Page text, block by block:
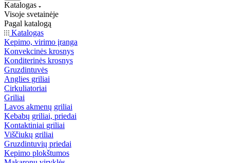
Katalogas
Visoje svetainėje
Pagal katalogą
Katalogas
Kepimo, virimo įranga
Konvekcinės krosnys
Konditerinės krosnys
Gruzdintuvės
Anglies griliai
Cirkuliatoriai
Griliai
Lavos akmenų griliai
Kebabų griliai, priedai
Kontaktiniai griliai
Viščiukų griliai
Gruzdintuvių priedai
Kepimo plokštumos